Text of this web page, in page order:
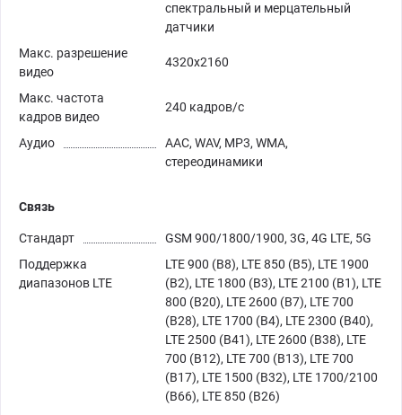
спектральный и мерцательный
датчики
Макс. разрешение
видео
4320x2160
Макс. частота
кадров видео
240 кадров/с
Аудио
AAC, WAV, MP3, WMA,
стереодинамики
Связь
Стандарт
GSM 900/1800/1900, 3G, 4G LTE, 5G
Поддержка
диапазонов LTE
LTE 900 (B8), LTE 850 (B5), LTE 1900
(B2), LTE 1800 (B3), LTE 2100 (B1), LTE
800 (B20), LTE 2600 (B7), LTE 700
(B28), LTE 1700 (B4), LTE 2300 (B40),
LTE 2500 (B41), LTE 2600 (B38), LTE
700 (B12), LTE 700 (B13), LTE 700
(B17), LTE 1500 (B32), LTE 1700/2100
(B66), LTE 850 (B26)